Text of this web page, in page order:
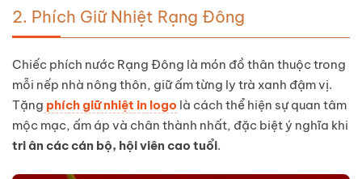
2. Phích Giữ Nhiệt Rạng Đông
Chiếc phích nước Rạng Đông là món đồ thân thuộc trong
mỗi nếp nhà nông thôn, giữ ấm từng ly trà xanh đậm vị.
Tặng phích giữ nhiệt in logo là cách thể hiện sự quan tâm
mộc mạc, ấm áp và chân thành nhất, đặc biệt ý nghĩa khi
tri ân các cán bộ, hội viên cao tuổi.